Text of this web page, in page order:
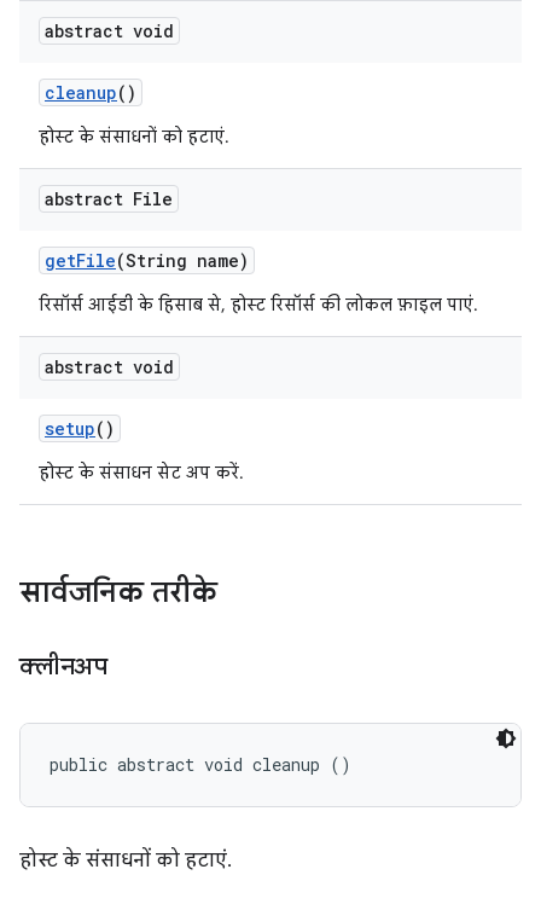
abstract void
cleanup()
होस्ट के संसाधनों को हटाएं.
abstract File
getFile(String name)
रिसॉर्स आईडी के हिसाब से, होस्ट रिसॉर्स की लोकल फ़ाइल पाएं.
abstract void
setup()
होस्ट के संसाधन सेट अप करें.
सार्वजनिक तरीके
क्लीनअप
public abstract void cleanup ()
होस्ट के संसाधनों को हटाएं.